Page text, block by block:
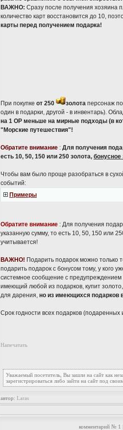
ВАЖНО: Сразу после получения хозяина
количество карт восстановится до 10,
карты перед получением подарка!
При покупке от 250 золота персонаж
один в подарки, другой - в инвентарь).
на 1 ОР меньше на мирные подходы (в
"Морские путешествия"!
Обратите внимание : Для получения
есть 10, 50, 150 или 250 золота, бонусное
Чтобы вам было проще разобраться в
событий:
Примеры
Обратите внимание : Для получения
указанную сумму, то есть 10, 50, 150 или
учитывается!
ВАЖНО! Подарить подарок можно только
подарить подарок с бонусом тому, у кого
системное сообщение с предупреждением
имеющий любой из подарков, купит
для дарения, но из имеющихся подарков
Срок годности всех подарков
Напечатать
Уважаемый посетитель, Вы зашли на сайт как
зарегистрироваться либо зайти на сайт под
автор: Laras
комментарий № 1